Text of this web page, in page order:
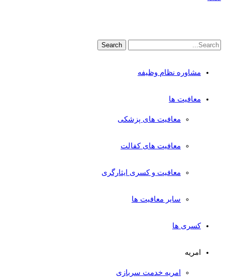
مشاوره نظام وظیفه
معافیت ها
معافیت های پزشکی
معافیت های کفالت
معافیت و کسری ایثارگری
سایر معافیت ها
کسری ها
امریه
امریه خدمت سربازی